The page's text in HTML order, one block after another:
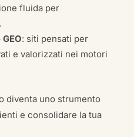
fluida per
: siti pensati per
e valorizzati nei motori
diventa uno strumento
e consolidare la tua